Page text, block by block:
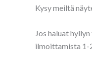
Kysy meiltä
Jos haluat
ilmoittamista 1-